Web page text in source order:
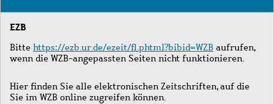
Journals
EZB
Bitte https://ezb.ur.de/ezeit/fl.phtml?bibid=WZB aufrufen,
wenn die WZB-angepassten Seiten nicht funktionieren.
Hier finden Sie alle elektronischen Zeitschriften, auf die
Sie im WZB online zugreifen können.